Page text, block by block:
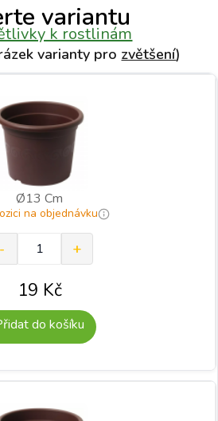
variantu
k rostlinám
varianty pro zvětšení)
Ø13 Cm
na objednávku
19 Kč
do košíku